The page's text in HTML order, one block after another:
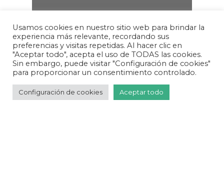
¿En qué lugares
puedo encontrar
Usamos cookies en nuestro sitio web para brindar la
experiencia más relevante, recordando sus
preferencias y visitas repetidas. Al hacer clic en
"Aceptar todo", acepta el uso de TODAS las cookies.
Sin embargo, puede visitar "Configuración de cookies"
para proporcionar un consentimiento controlado.
Configuración de cookies Aceptar todo